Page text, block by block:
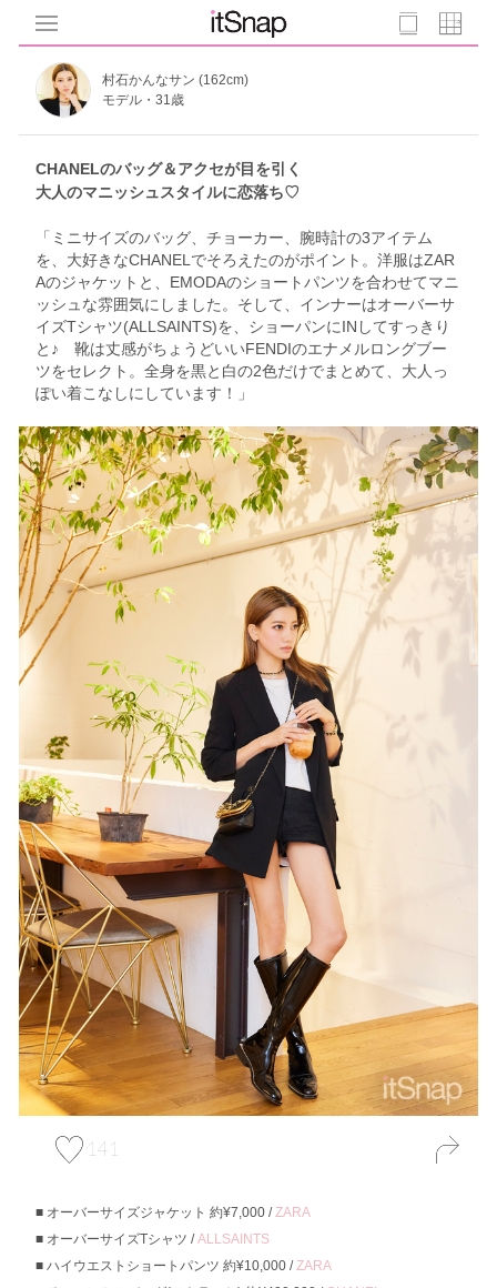
村石かんなサン (162cm)
モデル・31歳
CHANELのバッグ＆アクセが目を引く
大人のマニッシュスタイルに恋落ち♡
「ミニサイズのバッグ、チョーカー、腕時計の3アイテム
を、大好きなCHANELでそろえたのがポイント。洋服はZAR
Aのジャケットと、EMODAのショートパンツを合わせてマニ
ッシュな雰囲気にしました。そして、インナーはオーバーサ
イズTシャツ(ALLSAINTS)を、ショーパンにINしてすっきり
と♪ 靴は丈感がちょうどいいFENDIのエナメルロングブー
ツをセレクト。全身を黒と白の2色だけでまとめて、大人っ
ぽい着こなしにしています！」
141
オーバーサイズジャケット 約¥7,000 /ZARA
オーバーサイズTシャツ /ALLSAINTS
ハイウエストショートパンツ 約¥10,000 /ZARA